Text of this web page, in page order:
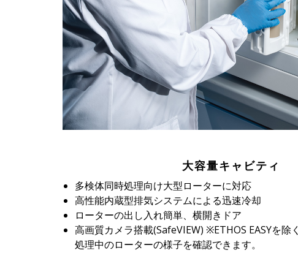
大容量キャビティ
多検体同時処理向け大型ローターに対応
高性能内蔵型排気システムによる迅速冷却
ローターの出し入れ簡単、横開きドア
高画質カメラ搭載(SafeVIEW) ※ETHOS EASYを除く
処理中のローターの様子を確認できます。